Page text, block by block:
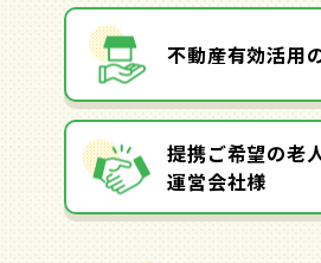
不動産有効活用
提携ご希望の老
運営会社様